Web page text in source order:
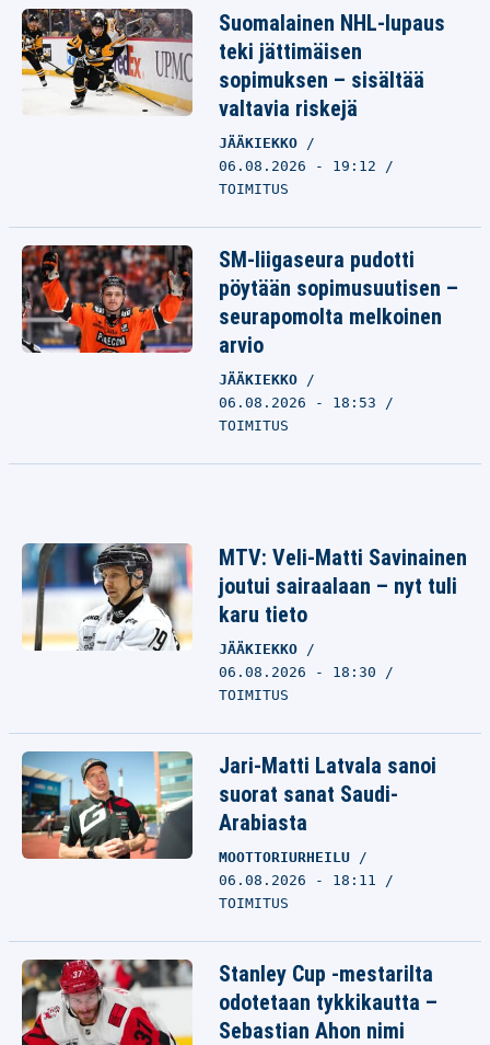
Suomalainen NHL-lupaus
teki jättimäisen
sopimuksen – sisältää
valtavia riskejä
JÄÄKIEKKO
06.08.2026 - 19:12
TOIMITUS
SM-liigaseura pudotti
pöytään sopimusuutisen –
seurapomolta melkoinen
arvio
JÄÄKIEKKO
06.08.2026 - 18:53
TOIMITUS
MTV: Veli-Matti Savinainen
joutui sairaalaan – nyt tuli
karu tieto
JÄÄKIEKKO
06.08.2026 - 18:30
TOIMITUS
Jari-Matti Latvala sanoi
suorat sanat Saudi-
Arabiasta
MOOTTORIURHEILU
06.08.2026 - 18:11
TOIMITUS
Stanley Cup -mestarilta
odotetaan tykkikautta –
Sebastian Ahon nimi